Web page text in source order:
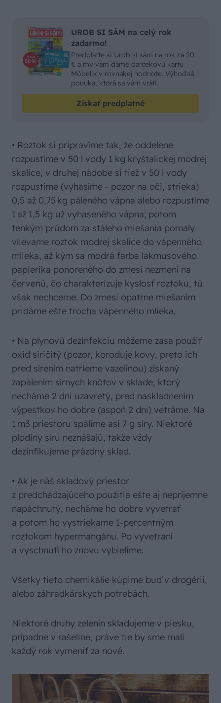
UROB SI SÁM na celý rok
zadarmo!
Predplaťte si Urob si sám na rok za 20
€ a my vám dáme darčekovú kartu
Möbelix v rovnakej hodnote. Výhodná
ponuka, ktorá sa vám vráti.
Získať predplatné
• Roztok si pripravíme tak, že oddelene
rozpustíme v 50 l vody 1 kg kryštalickej modrej
skalice, v druhej nádobe si tiež v 50 l vody
rozpustíme (vyhasíme – pozor na oči, strieka)
0,5 až 0,75 kg páleného vápna alebo rozpustíme
1 až 1,5 kg už vyhaseného vápna; potom
tenkým prúdom za stáleho miešania pomaly
vlievame roztok modrej skalice do vápenného
mlieka, až kým sa modrá farba lakmusového
papierika ponoreného do zmesi nezmení na
červenú, čo charakterizuje kyslosť roztoku, tú
však nechceme. Do zmesi opatrne miešaním
pridáme ešte trocha vápenného mlieka.
• Na plynovú dezinfekciu môžeme zasa použiť
oxid siričitý (pozor, koroduje kovy, preto ich
pred sírením natrieme vazelínou) získaný
zapálením sírnych knôtov v sklade, ktorý
necháme 2 dni uzavretý, pred naskladnením
výpestkov ho dobre (aspoň 2 dni) vetráme. Na
1 m3 priestoru spálime asi 7 g síry. Niektoré
plodiny síru neznášajú, takže vždy
dezinfikujeme prázdny sklad.
• Ak je náš skladový priestor
z predchádzajúceho použitia ešte aj nepríjemne
napáchnutý, necháme ho dobre vyvetrať
a potom ho vystriekame 1-percentným
roztokom hypermangánu. Po vyvetraní
a vyschnutí ho znovu vybielime.
Všetky tieto chemikálie kúpime buď v drogérii,
alebo záhradkárskych potrebách.
Niektoré druhy zelenín skladujeme v piesku,
prípadne v rašeline, práve tie by sme mali
každý rok vymeniť za nové.